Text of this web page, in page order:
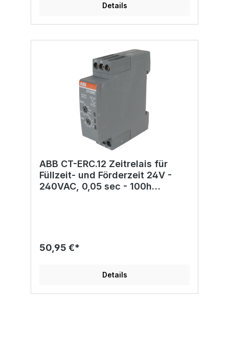
Details
ABB CT-ERC.12 Zeitrelais für
Füllzeit- und Förderzeit 24V -
240VAC, 0,05 sec - 100h
50,95 €*
Details